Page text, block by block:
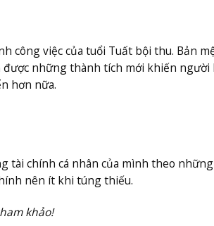
công việc của tuổi Tuất bội thu. Bản
những thành tích mới khiến người
hơn nữa.
tài chính cá nhân của mình theo
nên ít khi túng thiếu.
khảo!